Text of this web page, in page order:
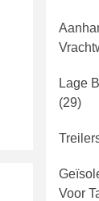
Lage
(29)
Voor